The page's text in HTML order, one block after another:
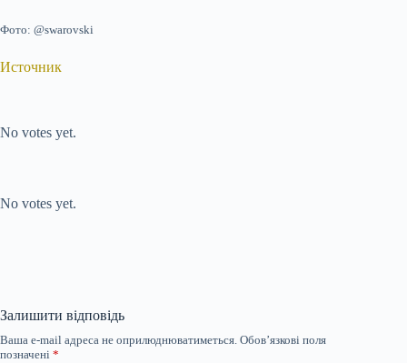
Фото: @swarovski
Источник
No votes yet.
No votes yet.
Залишити відповідь
Ваша e-mail адреса не оприлюднюватиметься. Обов’язкові поля
позначені *